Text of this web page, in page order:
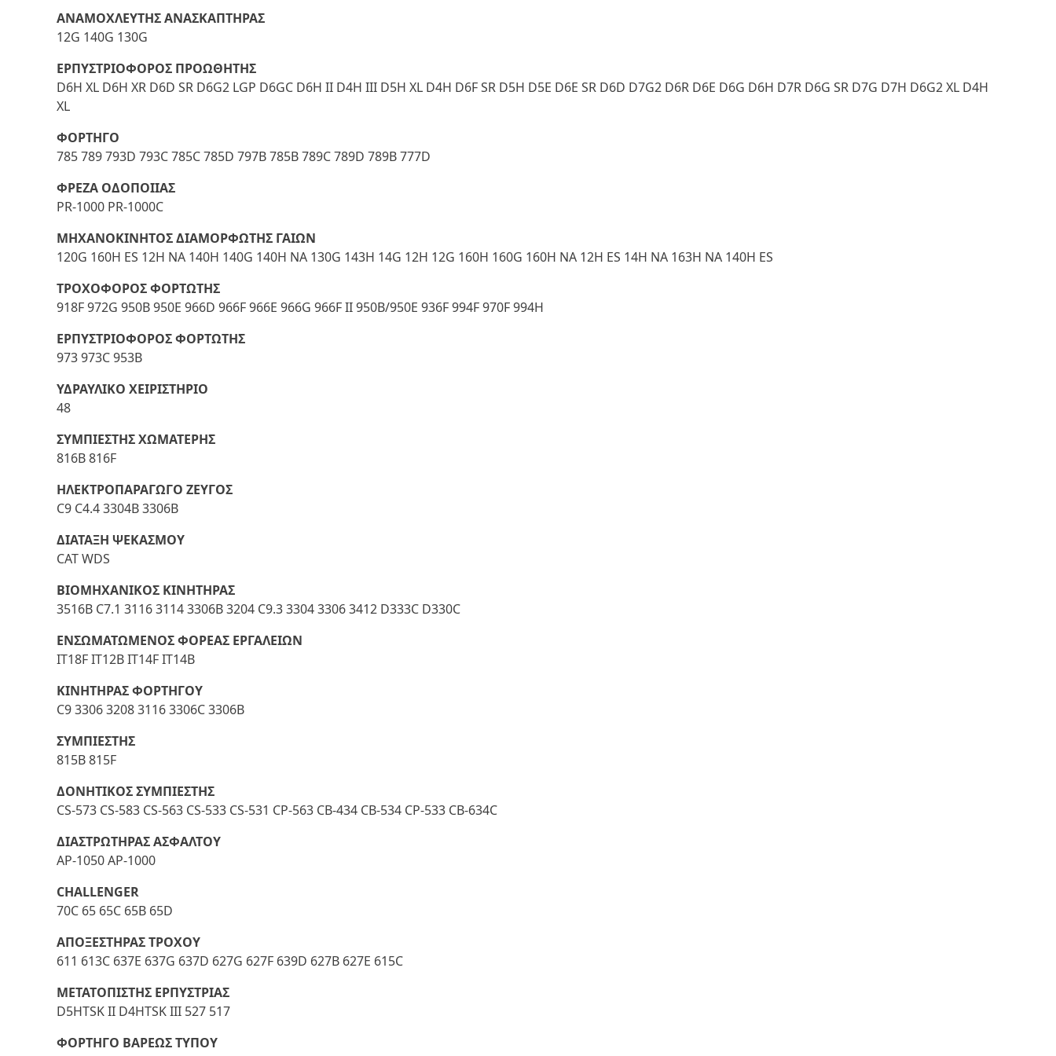
ΑΝΑΜΟΧΛΕΥΤΗΣ ΑΝΑΣΚΑΠΤΗΡΑΣ
12G 140G 130G
ΕΡΠΥΣΤΡΙΟΦΟΡΟΣ ΠΡΟΩΘΗΤΗΣ
D6H XL D6H XR D6D SR D6G2 LGP D6GC D6H II D4H III D5H XL D4H D6F SR D5H D5E D6E SR D6D D7G2 D6R D6E D6G D6H D7R D6G SR D7G D7H D6G2 XL D4H
XL
ΦΟΡΤΗΓΟ
785 789 793D 793C 785C 785D 797B 785B 789C 789D 789B 777D
ΦΡΕΖΑ ΟΔΟΠΟΙΙΑΣ
PR-1000 PR-1000C
ΜΗΧΑΝΟΚΙΝΗΤΟΣ ΔΙΑΜΟΡΦΩΤΗΣ ΓΑΙΩΝ
120G 160H ES 12H NA 140H 140G 140H NA 130G 143H 14G 12H 12G 160H 160G 160H NA 12H ES 14H NA 163H NA 140H ES
ΤΡΟΧΟΦΟΡΟΣ ΦΟΡΤΩΤΗΣ
918F 972G 950B 950E 966D 966F 966E 966G 966F II 950B/950E 936F 994F 970F 994H
ΕΡΠΥΣΤΡΙΟΦΟΡΟΣ ΦΟΡΤΩΤΗΣ
973 973C 953B
ΥΔΡΑΥΛΙΚΟ ΧΕΙΡΙΣΤΗΡΙΟ
48
ΣΥΜΠΙΕΣΤΗΣ ΧΩΜΑΤΕΡΗΣ
816B 816F
ΗΛΕΚΤΡΟΠΑΡΑΓΩΓΟ ΖΕΥΓΟΣ
C9 C4.4 3304B 3306B
ΔΙΑΤΑΞΗ ΨΕΚΑΣΜΟΥ
CAT WDS
ΒΙΟΜΗΧΑΝΙΚΟΣ ΚΙΝΗΤΗΡΑΣ
3516B C7.1 3116 3114 3306B 3204 C9.3 3304 3306 3412 D333C D330C
ΕΝΣΩΜΑΤΩΜΕΝΟΣ ΦΟΡΕΑΣ ΕΡΓΑΛΕΙΩΝ
IT18F IT12B IT14F IT14B
ΚΙΝΗΤΗΡΑΣ ΦΟΡΤΗΓΟΥ
C9 3306 3208 3116 3306C 3306B
ΣΥΜΠΙΕΣΤΗΣ
815B 815F
ΔΟΝΗΤΙΚΟΣ ΣΥΜΠΙΕΣΤΗΣ
CS-573 CS-583 CS-563 CS-533 CS-531 CP-563 CB-434 CB-534 CP-533 CB-634C
ΔΙΑΣΤΡΩΤΗΡΑΣ ΑΣΦΑΛΤΟΥ
AP-1050 AP-1000
CHALLENGER
70C 65 65C 65B 65D
ΑΠΟΞΕΣΤΗΡΑΣ ΤΡΟΧΟΥ
611 613C 637E 637G 637D 627G 627F 639D 627B 627E 615C
ΜΕΤΑΤΟΠΙΣΤΗΣ ΕΡΠΥΣΤΡΙΑΣ
D5HTSK II D4HTSK III 527 517
ΦΟΡΤΗΓΟ ΒΑΡΕΩΣ ΤΥΠΟΥ